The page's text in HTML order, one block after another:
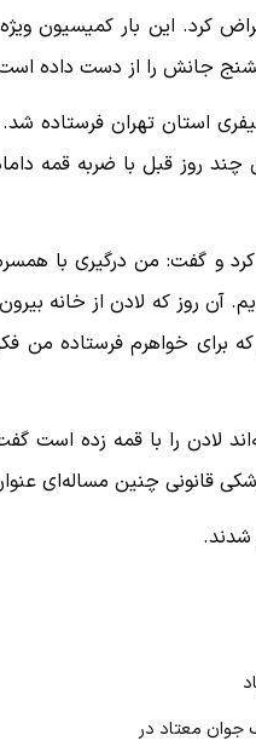
کرد. این بار کمیسیون
جانش را از دست داده
پرونده به شعبه 10 دادگاه کیفری
چند روز قبل با ضربه
و گفت: من درگیری با
روز که لادن از خانه
که برای خواهرم فرستاده
لادن را با قمه زده
قانونی چنین مساله‌ای
شدند.
جوان معتاد در
از لحظه حمله به بیت